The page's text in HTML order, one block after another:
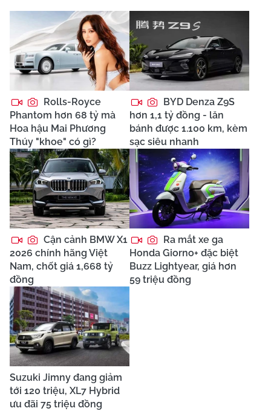
Rolls-Royce
Phantom hơn 68 tỷ mà
Hoa hậu Mai Phương
Thúy "khoe" có gì?
BYD Denza Z9S
hơn 1,1 tỷ đồng - lăn
bánh được 1.100 km, kèm
sạc siêu nhanh
Cận cảnh BMW X1
2026 chính hãng Việt
Nam, chốt giá 1,668 tỷ
đồng
Ra mắt xe ga
Honda Giorno+ đặc biệt
Buzz Lightyear, giá hơn
59 triệu đồng
Suzuki Jimny đang giảm
tới 120 triệu, XL7 Hybrid
ưu đãi 75 triệu đồng